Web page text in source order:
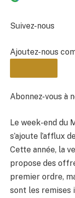
Suivez-nous
Ajoutez-nous
BULLETIN
Abonnez-vous à
Le week-end du
s’ajoute l’afflux
Cette année, la
propose des
premier ordre,
sont les remises